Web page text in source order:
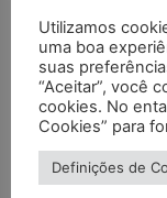
Quer
Utilizamos
uma boa
suas
“Aceitar”, você
cookies. No
Cookies” para
Definições de